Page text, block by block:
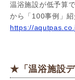
温浴施設が低予算
から「100事例」紹
https://
★「温浴施設デ